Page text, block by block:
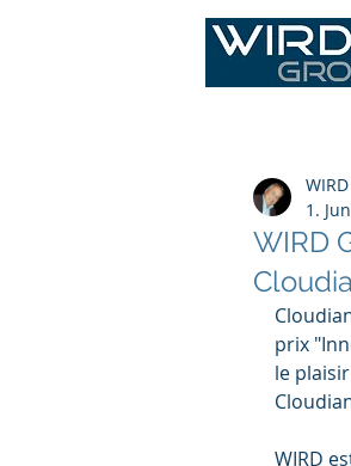
WIRD
1.
prix
le
WIRD